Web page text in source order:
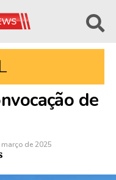
de
março de 2025